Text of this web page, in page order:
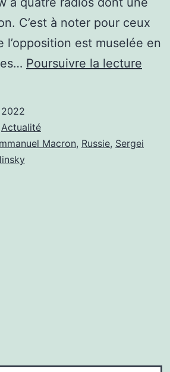
C’est à noter pour ceux
l’opposition est muselée en
Poursuivre la lecture
Actualité
Macron, Russie, Sergei